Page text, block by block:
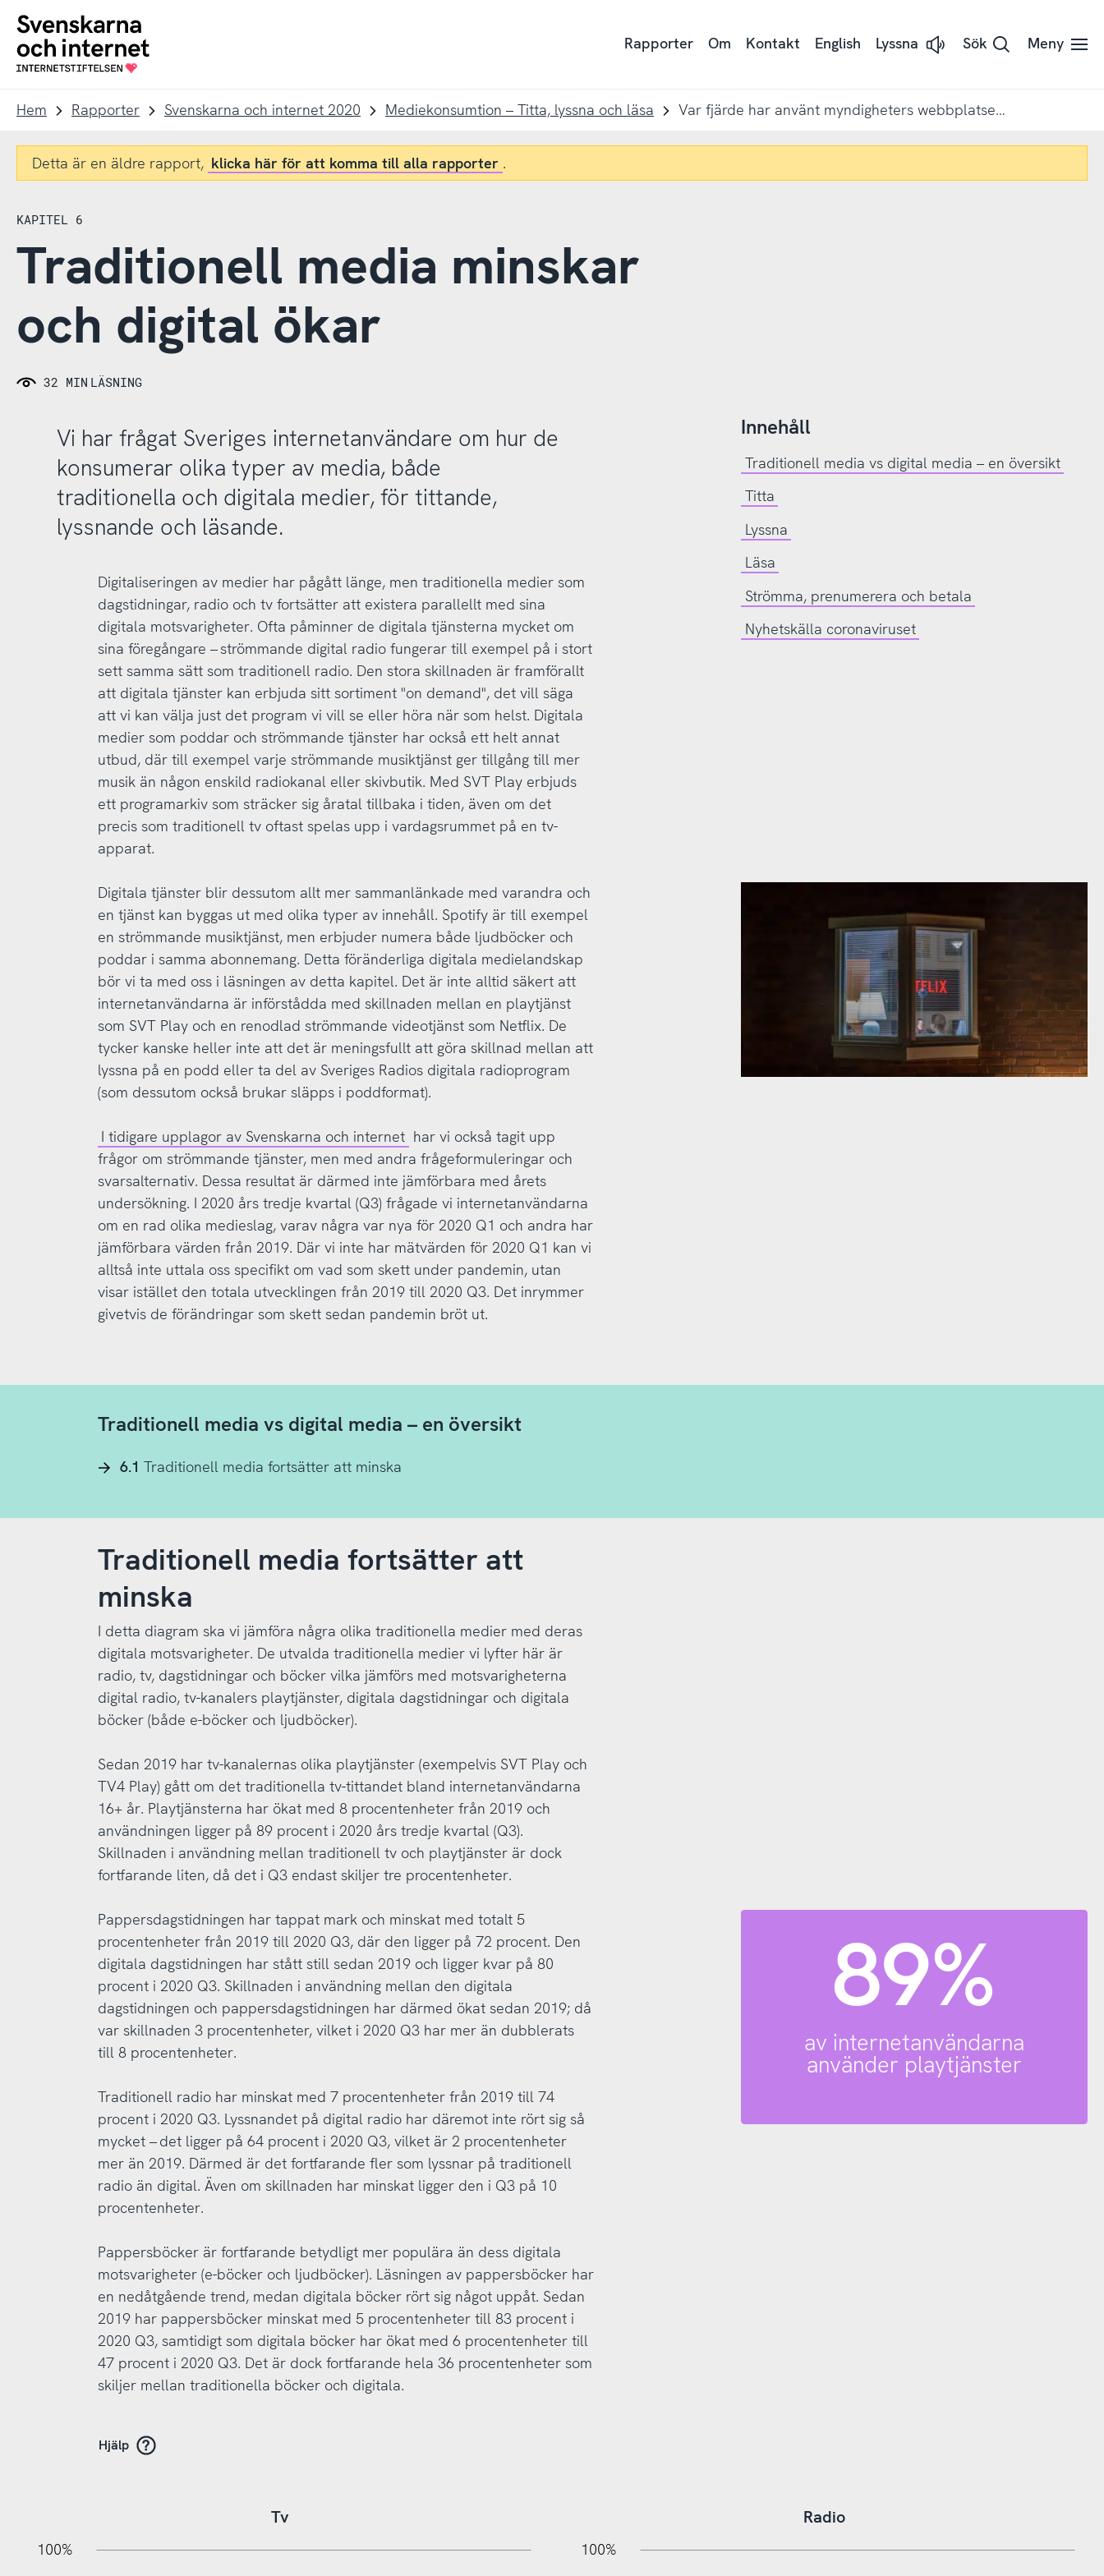
navigation
innehåll
To
startpage
Rapporter Om Kontakt English Lyssna
Lyssna
med
Readspeaker
Sök Meny
Hem Rapporter Svenskarna och internet 2020 Mediekonsumtion – Titta, lyssna och läsa Var fjärde har använt myndigheters webbplatser som huvudsaklig källa för uppdateringar om coronaviruset
Detta är en äldre rapport, klicka här för att komma till alla rapporter .
KAPITEL 6
Traditionell media minskar
och digital ökar
32 MIN LÄSNING
Innehåll
Traditionell media vs digital media – en översikt
Titta
Lyssna
Läsa
Strömma, prenumerera och betala
Nyhetskälla coronaviruset
Vi har frågat Sveriges internetanvändare om hur de
konsumerar olika typer av media, både
traditionella och digitala medier, för tittande,
lyssnande och läsande.
Digitaliseringen av medier har pågått länge, men traditionella medier som
dagstidningar, radio och tv fortsätter att existera parallellt med sina
digitala motsvarigheter. Ofta påminner de digitala tjänsterna mycket om
sina föregångare – strömmande digital radio fungerar till exempel på i stort
sett samma sätt som traditionell radio. Den stora skillnaden är framförallt
att digitala tjänster kan erbjuda sitt sortiment "on demand", det vill säga
att vi kan välja just det program vi vill se eller höra när som helst. Digitala
medier som poddar och strömmande tjänster har också ett helt annat
utbud, där till exempel varje strömmande musiktjänst ger tillgång till mer
musik än någon enskild radiokanal eller skivbutik. Med SVT Play erbjuds
ett programarkiv som sträcker sig åratal tillbaka i tiden, även om det
precis som traditionell tv oftast spelas upp i vardagsrummet på en tv-
apparat.
Digitala tjänster blir dessutom allt mer sammanlänkade med varandra och
en tjänst kan byggas ut med olika typer av innehåll. Spotify är till exempel
en strömmande musiktjänst, men erbjuder numera både ljudböcker och
poddar i samma abonnemang. Detta föränderliga digitala medielandskap
bör vi ta med oss i läsningen av detta kapitel. Det är inte alltid säkert att
internetanvändarna är införstådda med skillnaden mellan en playtjänst
som SVT Play och en renodlad strömmande videotjänst som Netflix. De
tycker kanske heller inte att det är meningsfullt att göra skillnad mellan att
lyssna på en podd eller ta del av Sveriges Radios digitala radioprogram
(som dessutom också brukar släpps i poddformat).
I tidigare upplagor av Svenskarna och internet har vi också tagit upp
frågor om strömmande tjänster, men med andra frågeformuleringar och
svarsalternativ. Dessa resultat är därmed inte jämförbara med årets
undersökning. I 2020 års tredje kvartal (Q3) frågade vi internetanvändarna
om en rad olika medieslag, varav några var nya för 2020 Q1 och andra har
jämförbara värden från 2019. Där vi inte har mätvärden för 2020 Q1 kan vi
alltså inte uttala oss specifikt om vad som skett under pandemin, utan
visar istället den totala utvecklingen från 2019 till 2020 Q3. Det inrymmer
givetvis de förändringar som skett sedan pandemin bröt ut.
Traditionell media vs digital media – en översikt
6.1 Traditionell media fortsätter att minska
Traditionell media fortsätter att
minska
I detta diagram ska vi jämföra några olika traditionella medier med deras
digitala motsvarigheter. De utvalda traditionella medier vi lyfter här är
radio, tv, dagstidningar och böcker vilka jämförs med motsvarigheterna
digital radio, tv-kanalers playtjänster, digitala dagstidningar och digitala
böcker (både e-böcker och ljudböcker).
Sedan 2019 har tv-kanalernas olika playtjänster (exempelvis SVT Play och
TV4 Play) gått om det traditionella tv-tittandet bland internetanvändarna
16+ år. Playtjänsterna har ökat med 8 procentenheter från 2019 och
användningen ligger på 89 procent i 2020 års tredje kvartal (Q3).
Skillnaden i användning mellan traditionell tv och playtjänster är dock
fortfarande liten, då det i Q3 endast skiljer tre procentenheter.
89%
av internetanvändarna
använder playtjänster
Pappersdagstidningen har tappat mark och minskat med totalt 5
procentenheter från 2019 till 2020 Q3, där den ligger på 72 procent. Den
digitala dagstidningen har stått still sedan 2019 och ligger kvar på 80
procent i 2020 Q3. Skillnaden i användning mellan den digitala
dagstidningen och pappersdagstidningen har därmed ökat sedan 2019; då
var skillnaden 3 procentenheter, vilket i 2020 Q3 har mer än dubblerats
till 8 procentenheter.
Traditionell radio har minskat med 7 procentenheter från 2019 till 74
procent i 2020 Q3. Lyssnandet på digital radio har däremot inte rört sig så
mycket – det ligger på 64 procent i 2020 Q3, vilket är 2 procentenheter
mer än 2019. Därmed är det fortfarande fler som lyssnar på traditionell
radio än digital. Även om skillnaden har minskat ligger den i Q3 på 10
procentenheter.
Pappersböcker är fortfarande betydligt mer populära än dess digitala
motsvarigheter (e-böcker och ljudböcker). Läsningen av pappersböcker har
en nedåtgående trend, medan digitala böcker rört sig något uppåt. Sedan
2019 har pappersböcker minskat med 5 procentenheter till 83 procent i
2020 Q3, samtidigt som digitala böcker har ökat med 6 procentenheter till
47 procent i 2020 Q3. Det är dock fortfarande hela 36 procentenheter som
skiljer mellan traditionella böcker och digitala.
Hjälp
Tv
100%
Radio
100%
110%